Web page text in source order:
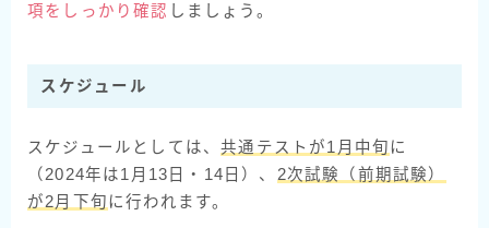
項をしっかり確認 しましょう。
スケジュール
スケジュールとしては、共通テストが1月中旬に
（2024年は1月13日・14日）、 2次試験（前期試験）
が2月下旬に行われます。